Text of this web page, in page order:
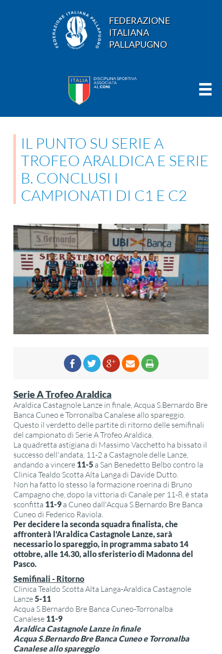
FEDERAZIONE
ITALIANA
PALLAPUGNO
IL PUNTO SU SERIE A
TROFEO ARALDICA E SERIE
B. CONCLUSI I
CAMPIONATI DI C1 E C2
Serie A Trofeo Araldica
Araldica Castagnole Lanze in finale, Acqua S.Bernardo Bre
Banca Cuneo e Torronalba Canalese allo spareggio.
Questo il verdetto delle partite di ritorno delle semifinali
del campionato di Serie A Trofeo Araldica.
La quadretta astigiana di Massimo Vacchetto ha bissato il
successo dell'andata, 11-2 a Castagnole delle Lanze,
andando a vincere 11-5 a San Benedetto Belbo contro la
Clinica Tealdo Scotta Alta Langa di Davide Dutto.
Non ha fatto lo stesso la formazione roerina di Bruno
Campagno che, dopo la vittoria di Canale per 11-8, è stata
sconfitta 11-9 a Cuneo dall'Acqua S.Bernardo Bre Banca
Cuneo di Federico Raviola.
Per decidere la seconda squadra finalista, che
affronterà l'Araldica Castagnole Lanze, sarà
necessario lo spareggio, in programma sabato 14
ottobre, alle 14.30, allo sferisterio di Madonna del
Pasco.
Semifinali - Ritorno
Clinica Tealdo Scotta Alta Langa-Araldica Castagnole
Lanze5-11
Acqua S.Bernardo Bre Banca Cuneo-Torronalba
Canalese 11-9
Araldica Castagnole Lanze in finale
Acqua S.Bernardo Bre Banca Cuneo e Torronalba
Canalese allo spareggio